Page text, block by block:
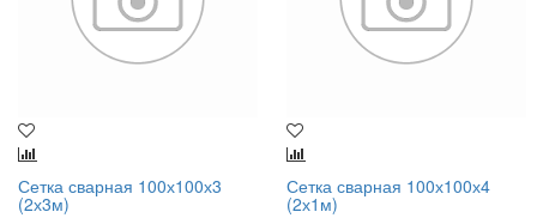
Сетка сварная 100х100х3
(2х3м)
Сетка сварная 100х100х4
(2х1м)